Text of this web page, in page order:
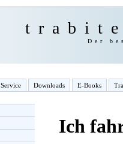
Der
Service Downloads E-Books
Ich